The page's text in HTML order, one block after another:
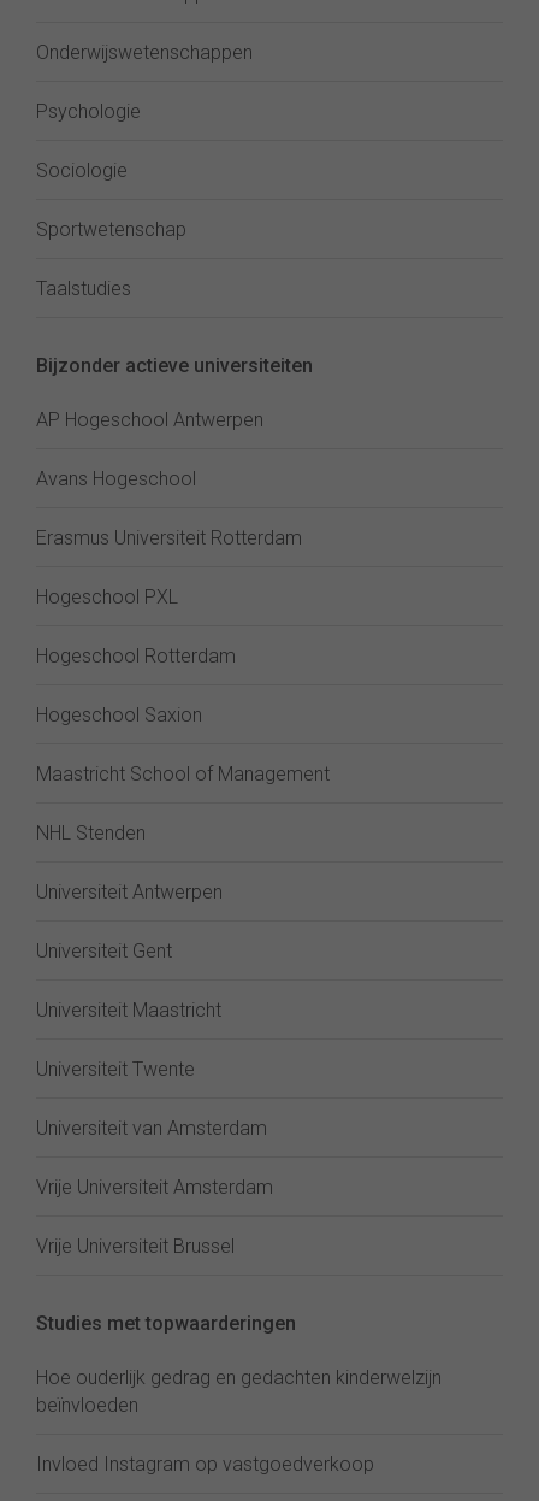
Onderwijswetenschappen
Psychologie
Sociologie
Sportwetenschap
Taalstudies
Bijzonder actieve universiteiten
AP Hogeschool Antwerpen
Avans Hogeschool
Erasmus Universiteit Rotterdam
Hogeschool PXL
Hogeschool Rotterdam
Hogeschool Saxion
Maastricht School of Management
NHL Stenden
Universiteit Antwerpen
Universiteit Gent
Universiteit Maastricht
Universiteit Twente
Universiteit van Amsterdam
Vrije Universiteit Amsterdam
Vrije Universiteit Brussel
Studies met topwaarderingen
Hoe ouderlijk gedrag en gedachten kinderwelzijn
beïnvloeden
Invloed Instagram op vastgoedverkoop